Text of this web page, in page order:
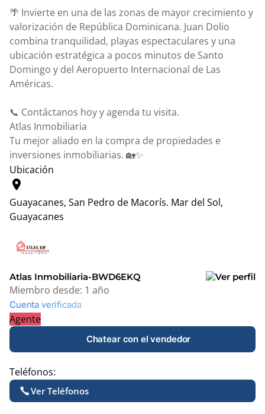
🌴 Invierte en una de las zonas de mayor crecimiento y
valorización de República Dominicana. Juan Dolio
combina tranquilidad, playas espectaculares y una
ubicación estratégica a pocos minutos de Santo
Domingo y del Aeropuerto Internacional de Las
Américas.
📞 Contáctanos hoy y agenda tu visita.
Atlas Inmobiliaria
Tu mejor aliado en la compra de propiedades e
inversiones inmobiliarias. 🏡✨
Ubicación
location_on
Guayacanes, San Pedro de Macorís. Mar del Sol,
Guayacanes
+
−
Atlas Inmobiliaria-BWD6EKQ
Miembro desde: 1 año
Cuenta verificada
Agente
Chatear con el vendedor
Teléfonos:
Ver Teléfonos